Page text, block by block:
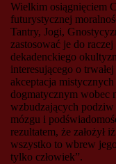
Wielkim osiągnięciem
futurystycznej
Tantry, Jogi,
zastosować je do
dekadenckiego
interesującego o
akceptacja
dogmatycznym wobec
wzbudzających
mózgu i
rezultatem, że założył
wszystko to wbrew
tylko człowiek”.